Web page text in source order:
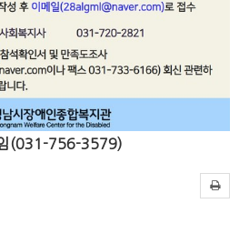
임(031-756-3579)